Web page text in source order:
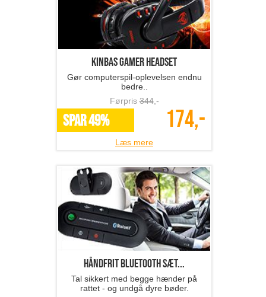
Kinbas Gamer headset
Gør computerspil-oplevelsen endnu
bedre..
Førpris344,-
SPAR 49% 174,-
Læs mere
Håndfrit Bluetooth sæt...
Tal sikkert med begge hænder på
rattet - og undgå dyre bøder.